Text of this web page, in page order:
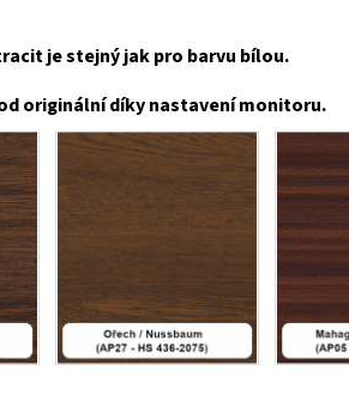
je stejný jak pro barvu bílou.
originální díky nastavení monitoru.